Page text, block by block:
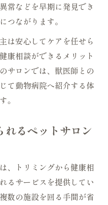
常などを早期に発見でき
つながります。
は安心してケアを任せら
康相談ができるメリット
サロンでは、獣医師との
て動物病院へ紹介する体
。
れるペットサロン
、トリミングから健康相
るサービスを提供してい
数の施設を回る手間が省